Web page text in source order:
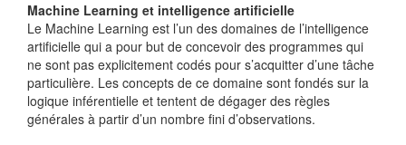
Machine Learning et intelligence artificielle
Le Machine Learning est l’un des domaines de l’intelligence
artificielle qui a pour but de concevoir des programmes qui
ne sont pas explicitement codés pour s’acquitter d’une tâche
particulière. Les concepts de ce domaine sont fondés sur la
logique inférentielle et tentent de dégager des règles
générales à partir d’un nombre fini d’observations.